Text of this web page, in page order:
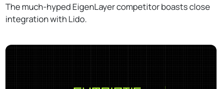
The much-hyped EigenLayer competitor boasts close
integration with Lido.